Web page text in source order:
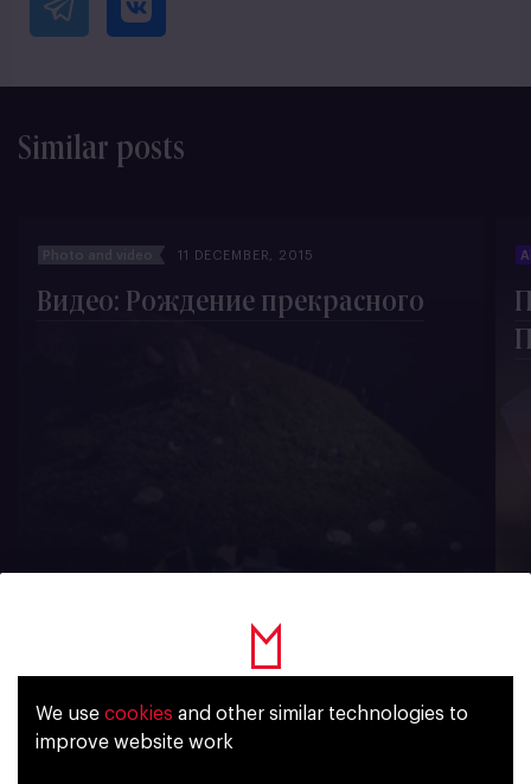
Similar posts
11 DECEMBER, 2015
Видео: Рождение прекрасного
744
Уже исполнилось 18 лет?
We use cookies and other similar technologies to
improve website work